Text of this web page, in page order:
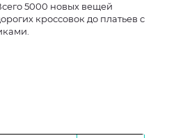
5000 новых вещей
кроссовок до платьев с